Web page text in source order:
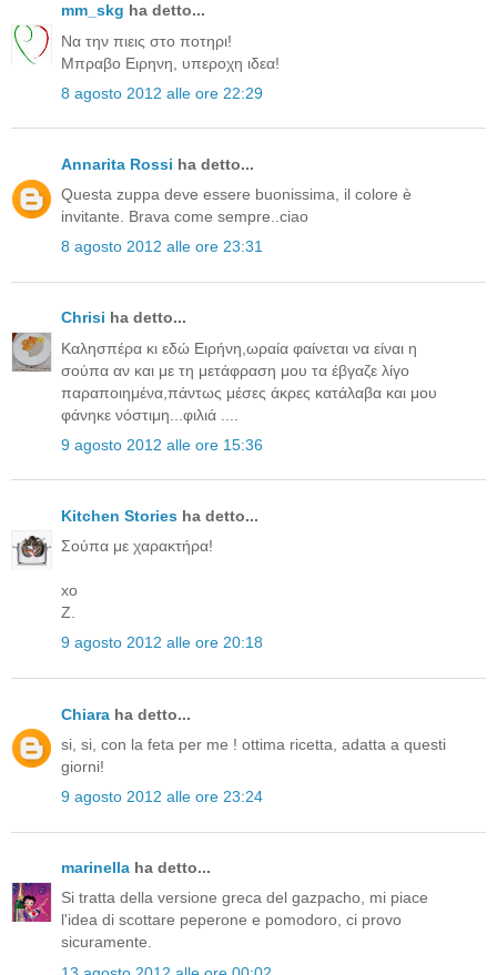
mm_skg ha detto...
Να την πιεις στο ποτηρι!
Μπραβο Ειρηνη, υπεροχη ιδεα!
8 agosto 2012 alle ore 22:29
Annarita Rossi ha detto...
Questa zuppa deve essere buonissima, il colore è
invitante. Brava come sempre..ciao
8 agosto 2012 alle ore 23:31
Chrisi ha detto...
Καλησπέρα κι εδώ Ειρήνη,ωραία φαίνεται να είναι η
σούπα αν και με τη μετάφραση μου τα έβγαζε λίγο
παραποιημένα,πάντως μέσες άκρες κατάλαβα και μου
φάνηκε νόστιμη...φιλιά ....
9 agosto 2012 alle ore 15:36
Kitchen Stories ha detto...
Σούπα με χαρακτήρα!
xo
Z.
9 agosto 2012 alle ore 20:18
Chiara ha detto...
si, si, con la feta per me ! ottima ricetta, adatta a questi
giorni!
9 agosto 2012 alle ore 23:24
marinella ha detto...
Si tratta della versione greca del gazpacho, mi piace
l'idea di scottare peperone e pomodoro, ci provo
sicuramente.